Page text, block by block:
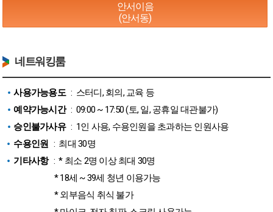
안서이음
(안서동)
네트워킹룸
사용가능용도 : 스터디, 회의, 교육 등
예약가능시간 : 09:00 ~ 17:50 (토, 일, 공휴일 대관불가)
승인불가사유 : 1인 사용, 수용인원을 초과하는 인원사용
수용인원 : 최대 30명
기타사항 : * 최소 2명 이상 최대 30명
* 18세 ~ 39세 청년 이용가능
* 외부음식 취식 불가